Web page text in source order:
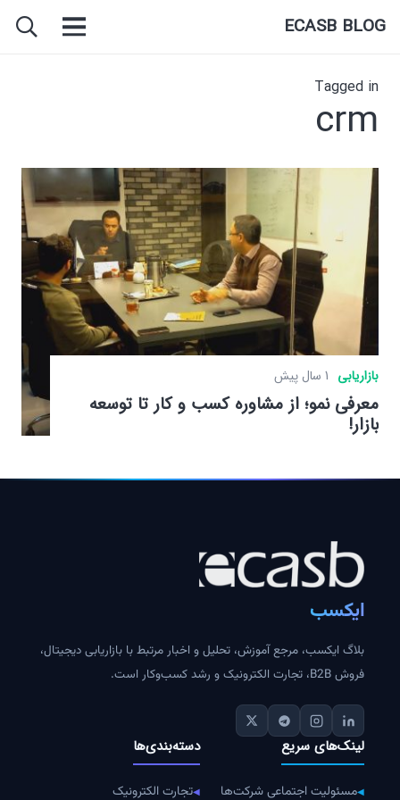
ECASB BLOG
Tagged in
crm
بازاریابی 1 سال پیش
معرفی نمو؛ از مشاوره کسب و کار تا توسعه
بازار!
ایکسب
بلاگ ایکسب، مرجع آموزش، تحلیل و اخبار مرتبط با بازاریابی دیجیتال،
فروش B2B، تجارت الکترونیک و رشد کسب‌وکار است.
لینک‌های سریع
◀مسئولیت اجتماعی شرکت‌ها
دسته‌بندی‌ها
◀تجارت الکترونیک